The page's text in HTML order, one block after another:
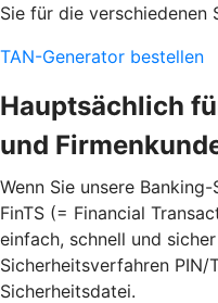
Sie für die verschiedenen
TAN-Generator bestellen
Hauptsächlich
und
Wenn Sie unsere
FinTS (= Financial
einfach, schnell und
Sicherheitsverfahren
Sicherheitsdatei.